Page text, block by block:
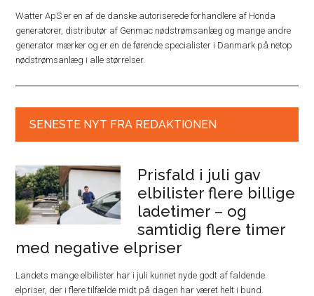
Watter ApS er en af de danske autoriserede forhandlere af Honda
generatorer, distributør af Genmac nødstrømsanlæg og mange andre
generator mærker og er en de førende specialister i Danmark på netop
nødstrømsanlæg i alle størrelser.
SENESTE NYT FRA REDAKTIONEN
Prisfald i juli gav
elbilister flere billige
ladetimer – og
samtidig flere timer
med negative elpriser
Landets mange elbilister har i juli kunnet nyde godt af faldende
elpriser, der i flere tilfælde midt på dagen har været helt i bund.